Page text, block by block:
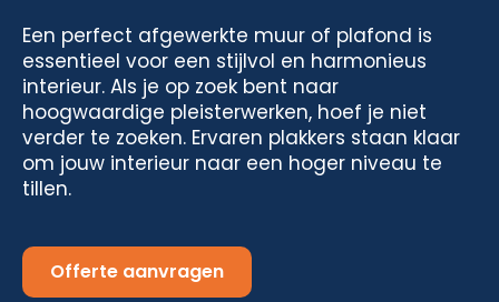
Een perfect afgewerkte muur of plafond is
essentieel voor een stijlvol en harmonieus
interieur. Als je op zoek bent naar
hoogwaardige pleisterwerken, hoef je niet
verder te zoeken. Ervaren plakkers staan klaar
om jouw interieur naar een hoger niveau te
tillen.
Offerte aanvragen